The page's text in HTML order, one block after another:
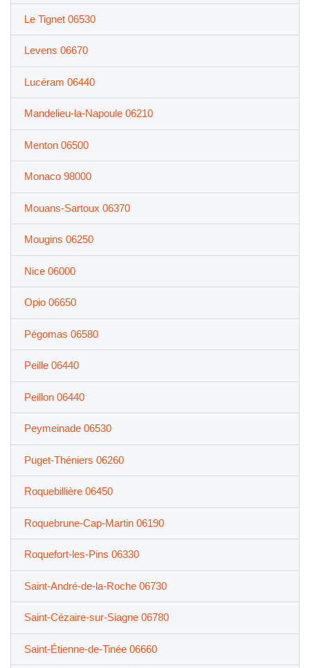
Le Tignet 06530
Levens 06670
Lucéram 06440
Mandelieu-la-Napoule 06210
Menton 06500
Monaco 98000
Mouans-Sartoux 06370
Mougins 06250
Nice 06000
Opio 06650
Pégomas 06580
Peille 06440
Peillon 06440
Peymeinade 06530
Puget-Théniers 06260
Roquebillière 06450
Roquebrune-Cap-Martin 06190
Roquefort-les-Pins 06330
Saint-André-de-la-Roche 06730
Saint-Cézaire-sur-Siagne 06780
Saint-Étienne-de-Tinée 06660